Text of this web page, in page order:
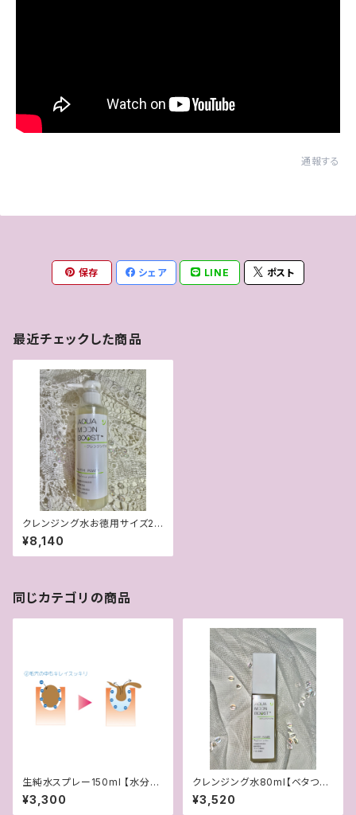
通報する
保存 シェア LINE ポスト
最近チェックした商品
クレンジング水お徳用サイズ20
0ml【ベタつき・油膜感なし新感
覚の水クレンジング！】
¥8,140
同じカテゴリの商品
生純水スプレー150ml 【水分補
給・毛穴ケアができるブースター
水】
¥3,300
クレンジング水80ml【ベタつき・
油膜感なし新感覚の水クレンジ
ング】
¥3,520